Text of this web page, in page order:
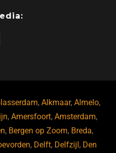
,Alkmaar,Almelo,
,Amersfoort,Amsterdam,
, Bergen op Zoom, Breda,
, Delft, Delfzijl , Den